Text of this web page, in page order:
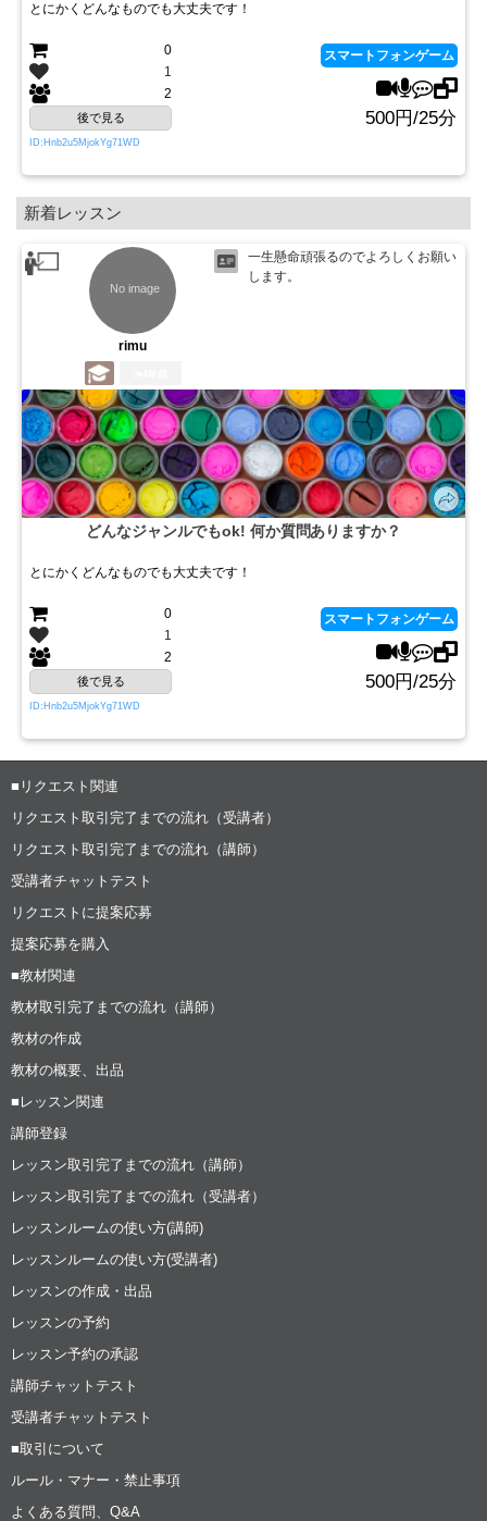
とにかくどんなものでも大丈夫です！
0
1
2
スマートフォンゲーム
後で見る 500円/25分
ID:Hnb2u5MjokYg71WD
新着レッスン
rimu
一生懸命頑張るのでよろしくお願い
します。
どんなジャンルでもok! 何か質問ありますか？
とにかくどんなものでも大丈夫です！
0
1
2
スマートフォンゲーム
後で見る 500円/25分
ID:Hnb2u5MjokYg71WD
■リクエスト関連
リクエスト取引完了までの流れ（受講者）
リクエスト取引完了までの流れ（講師）
受講者チャットテスト
リクエストに提案応募
提案応募を購入
■教材関連
教材取引完了までの流れ（講師）
教材の作成
教材の概要、出品
■レッスン関連
講師登録
レッスン取引完了までの流れ（講師）
レッスン取引完了までの流れ（受講者）
レッスンルームの使い方(講師)
レッスンルームの使い方(受講者)
レッスンの作成・出品
レッスンの予約
レッスン予約の承認
講師チャットテスト
受講者チャットテスト
■取引について
ルール・マナー・禁止事項
よくある質問、Q&A